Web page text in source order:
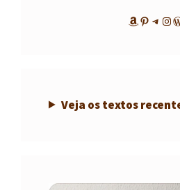
Amazon
Veja os textos